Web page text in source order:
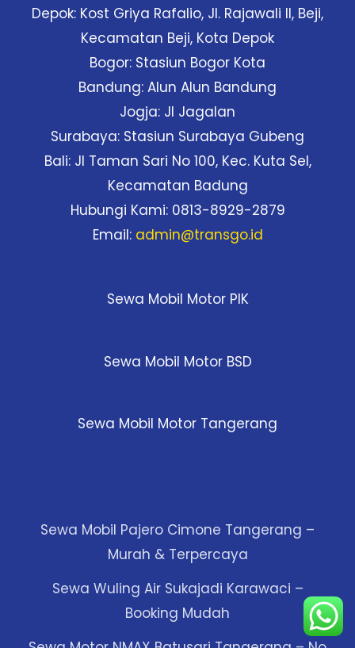
Depok: Kost Griya Rafalio, Jl. Rajawali II, Beji,
Kecamatan Beji, Kota Depok
Bogor: Stasiun Bogor Kota
Bandung: Alun Alun Bandung
Jogja: Jl Jagalan
Surabaya: Stasiun Surabaya Gubeng
Bali: Jl Taman Sari No 100, Kec. Kuta Sel,
Kecamatan Badung
Hubungi Kami: 0813-8929-2879
Email: admin@transgo.id
Sewa Mobil Motor PIK
Sewa Mobil Motor BSD
Sewa Mobil Motor Tangerang
Sewa Mobil Pajero Cimone Tangerang –
Murah & Terpercaya
Sewa Wuling Air Sukajadi Karawaci –
Booking Mudah